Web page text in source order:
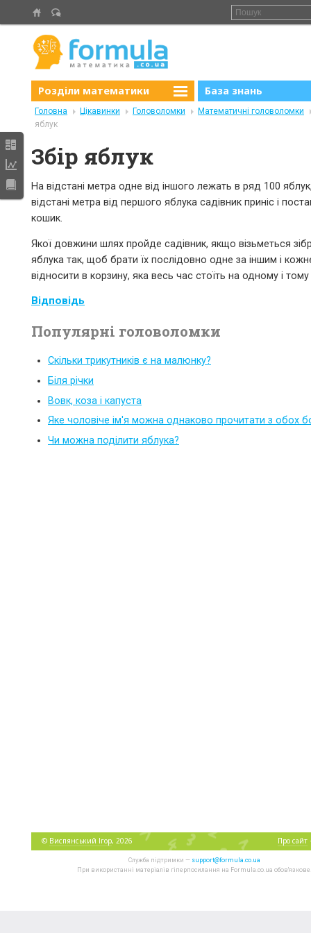
Розділи математики База знань
Головна Цікавинки Головоломки
Математичні головоломки
яблук
Збір яблук
На відстані метра одне від іншого лежать в ряд 100
відстані метра від першого яблука садівник приніс і
кошик.
Якої довжини шлях пройде садівник, якщо візьметься
яблука так, щоб брати їх послідовно одне за іншим і
відносити в корзину, яка весь час стоїть на одному і тому
Відповідь
Популярні головоломки
Скільки трикутників є на малюнку?
Біля річки
Вовк, коза і капуста
Яке чоловіче ім'я можна однаково прочитати з обох
Чи можна поділити яблука?
© Виспянський Ігор, 2026 Про сайт
Служба підтримки — support@formula.co.ua
При використанні матеріалів гіперпосилання на Formula.co.ua обов'язкове.